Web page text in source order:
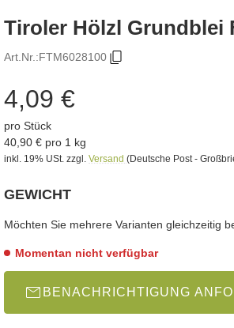
Tiroler Hölzl Grundblei
Art.Nr.:FTM6028100
4,09 €
pro Stück
40,90 € pro 1 kg
inkl. 19% USt. zzgl. Versand (Deutsche Post -
GEWICHT
Möchten Sie mehrere Varianten gleichzeitig
Momentan nicht verfügbar
BENACHRICHTIGUNG